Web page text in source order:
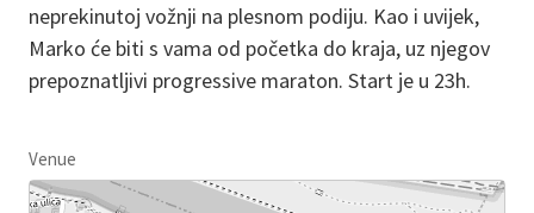
neprekinutoj vožnji na plesnom podiju. Kao i uvijek,
Marko će biti s vama od početka do kraja, uz njegov
prepoznatljivi progressive maraton. Start je u 23h.
Venue